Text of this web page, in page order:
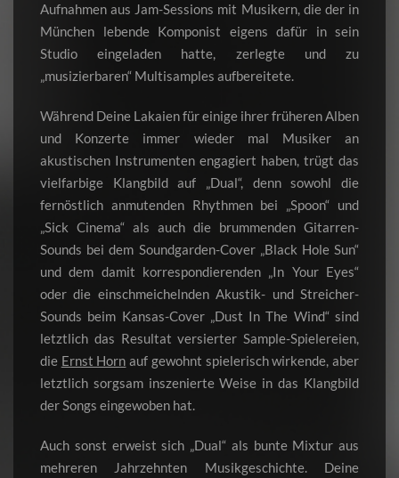
Aufnahmen aus Jam-Sessions mit Musikern, die der in
München lebende Komponist eigens dafür in sein
Studio eingeladen hatte, zerlegte und zu
„musizierbaren“ Multisamples aufbereitete.
Während Deine Lakaien für einige ihrer früheren Alben
und Konzerte immer wieder mal Musiker an
akustischen Instrumenten engagiert haben, trügt das
vielfarbige Klangbild auf „Dual“, denn sowohl die
fernöstlich anmutenden Rhythmen bei „Spoon“ und
„Sick Cinema“ als auch die brummenden Gitarren-
Sounds bei dem Soundgarden-Cover „Black Hole Sun“
und dem damit korrespondierenden „In Your Eyes“
oder die einschmeichelnden Akustik- und Streicher-
Sounds beim Kansas-Cover „Dust In The Wind“ sind
letztlich das Resultat versierter Sample-Spielereien,
die Ernst Horn auf gewohnt spielerisch wirkende, aber
letztlich sorgsam inszenierte Weise in das Klangbild
der Songs eingewoben hat.
Auch sonst erweist sich „Dual“ als bunte Mixtur aus
mehreren Jahrzehnten Musikgeschichte. Deine